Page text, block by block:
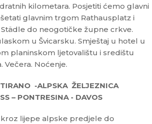
kilometara. Posjetiti ćemo glavni
glavnim trgom Rathausplatz i
do neogotičke župne crkve.
u Švicarsku. Smještaj u hotel u
planinskom ljetovalištu i središtu
Večera. Noćenje.
TIRANO -ALPSKA ŽELJEZNICA
– PONTRESINA - DAVOS
kroz lijepe alpske predjele do